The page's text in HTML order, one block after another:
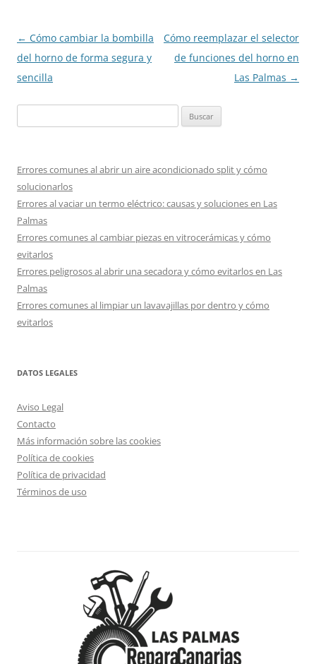
Navegación
de
entradas
← Cómo cambiar la bombilla
del horno de forma segura y
sencilla
Cómo reemplazar el selector
de funciones del horno en
Las Palmas →
Errores comunes al abrir un aire acondicionado split y cómo
solucionarlos
Errores al vaciar un termo eléctrico: causas y soluciones en Las
Palmas
Errores comunes al cambiar piezas en vitrocerámicas y cómo
evitarlos
Errores peligrosos al abrir una secadora y cómo evitarlos en Las
Palmas
Errores comunes al limpiar un lavavajillas por dentro y cómo
evitarlos
DATOS LEGALES
Aviso Legal
Contacto
Más información sobre las cookies
Política de cookies
Política de privacidad
Términos de uso